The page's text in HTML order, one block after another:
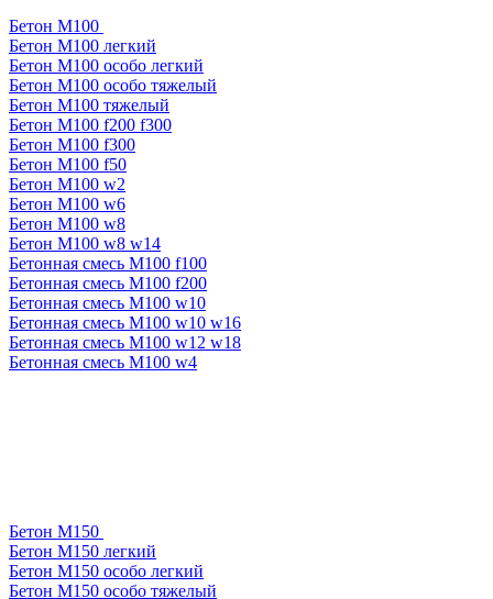
Бетон М100
Бетон М100 легкий
Бетон М100 особо легкий
Бетон М100 особо тяжелый
Бетон М100 тяжелый
Бетон М100 f200 f300
Бетон М100 f300
Бетон М100 f50
Бетон М100 w2
Бетон М100 w6
Бетон М100 w8
Бетон М100 w8 w14
Бетонная смесь М100 f100
Бетонная смесь М100 f200
Бетонная смесь М100 w10
Бетонная смесь М100 w10 w16
Бетонная смесь М100 w12 w18
Бетонная смесь М100 w4
Бетон М150
Бетон М150 легкий
Бетон М150 особо легкий
Бетон М150 особо тяжелый